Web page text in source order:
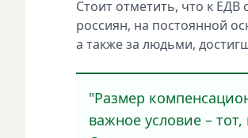
Стоит отмeтить, что к ЕДВ
россиян, на постоянной
а такжe за людьми,
"Размер
важное условие –